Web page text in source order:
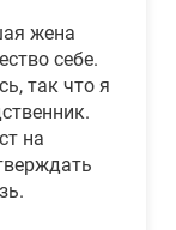
жена
себе.
так что я
на